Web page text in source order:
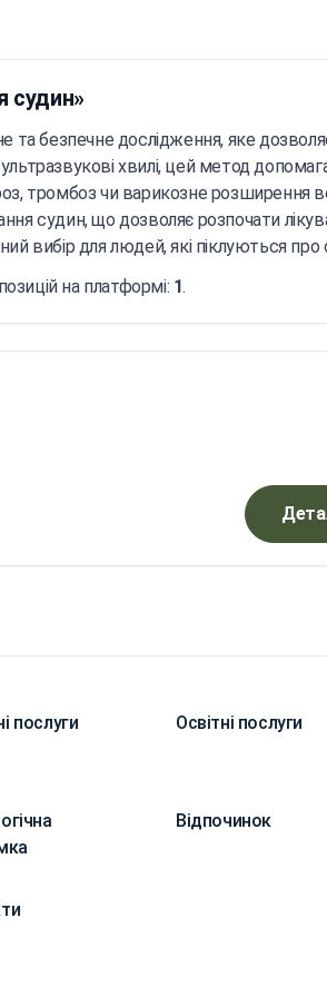
судин»
та безпечне дослідження, яке
хвилі, цей метод
тромбоз чи варикозне
судин, що дозволяє розпочати
вибір для людей, які піклуються
на платформі: 1.
послуги Освітні послуги
Відпочинок